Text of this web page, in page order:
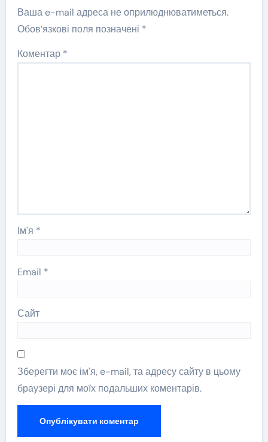
Ваша e-mail адреса не оприлюднюватиметься.
Обов’язкові поля позначені *
Коментар *
Ім'я *
Email *
Сайт
Зберегти моє ім'я, e-mail, та адресу сайту в цьому
браузері для моїх подальших коментарів.